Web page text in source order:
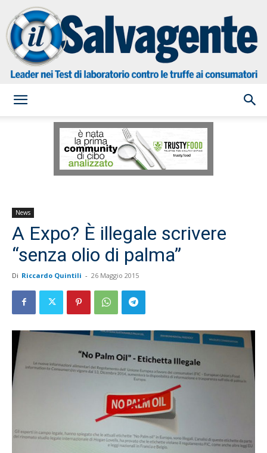
Salvagente
News
A Expo? È illegale scrivere
“senza olio di palma”
Di Riccardo Quintili - 26 Maggio 2015